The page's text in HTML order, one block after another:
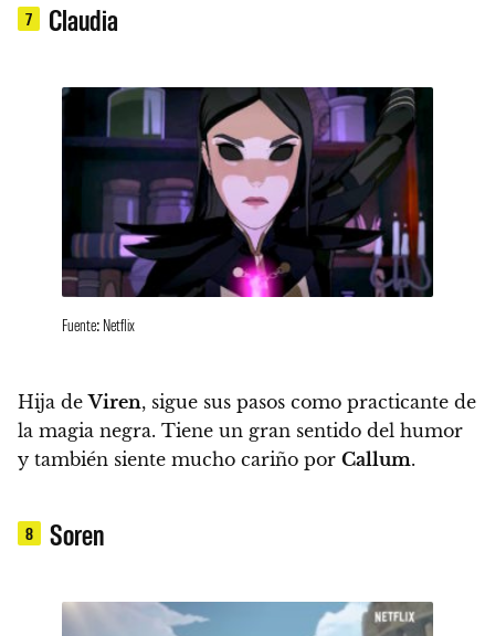
7 Claudia
Fuente: Netflix
Hija deViren, sigue sus pasos como practicante de
la magia negra. Tiene un gran sentido del humor
y también siente mucho cariño por Callum.
8 Soren